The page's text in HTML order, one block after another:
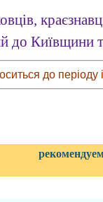
до Київщини
до періоду